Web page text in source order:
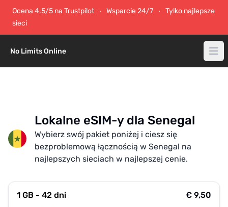
Ocena 4.5/5 na Trustpilot Wsparcie 24/7
Tylko najlepsze
sieci
No Limits Online
Lokalne eSIM-y dla Senegal
Wybierz swój pakiet poniżej i ciesz się
bezproblemową łącznością w Senegal na
najlepszych sieciach w najlepszej cenie.
1 GB - 42 dni € 9,50